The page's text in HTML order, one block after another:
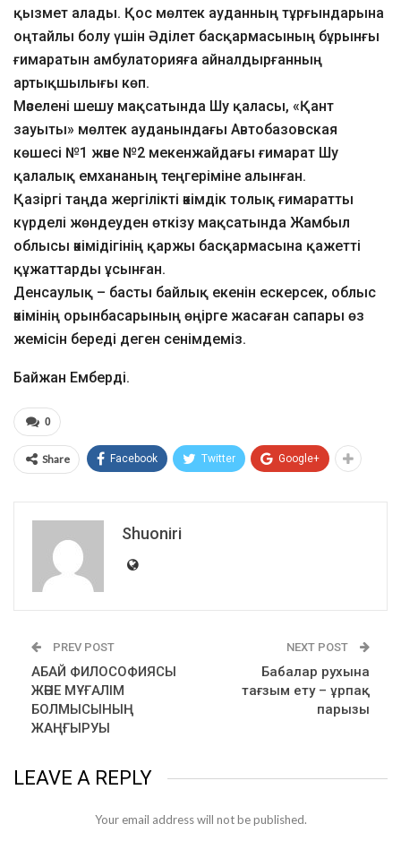
қызмет алады. Қос мөлтек ауданның тұрғындарына
оңтайлы болу үшін Әділет басқармасының бұрынғы
ғимаратын амбулаторияға айналдырғанның
артықшылығы көп.
Мәселені шешу мақсатында Шу қаласы, «Қант
зауыты» мөлтек ауданындағы Автобазовская
көшесі №1 және №2 мекенжайдағы ғимарат Шу
қалалық емхананың теңгеріміне алынған.
Қазіргі таңда жергілікті әкімдік толық ғимаратты
күрделі жөндеуден өткізу мақсатында Жамбыл
облысы әкімідігінің қаржы басқармасына қажетті
құжаттарды ұсынған.
Денсаулық – басты байлық екенін ескерсек, облыс
әкімінің орынбасарының өңірге жасаған сапары өз
жемісін береді деген сенімдеміз.
Байжан Емберді.
0
Share Facebook Twitter Google+
Shuoniri
PREV POST
АБАЙ ФИЛОСОФИЯСЫ
ЖӘНЕ МҰҒАЛІМ
БОЛМЫСЫНЫҢ
ЖАҢҒЫРУЫ
NEXT POST
Бабалар рухына
тағзым ету – ұрпақ
парызы
LEAVE A REPLY
Your email address will not be published.